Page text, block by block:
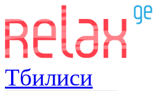
Тбилиси